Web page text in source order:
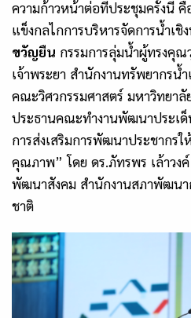
ความก้าวหน้าต่อที่ประชุมครั้งนี้ คื
แข็งกลไกการบริหารจัดการน้ำเชิ
ขวัญยืน กรรมการลุ่มน้ำผู้ทรงคุ
เจ้าพระยา สำนักงานทรัพยากรน้
คณะวิศวกรรมศาสตร์ มหาวิทยาลั
ประธานคณะทำงานพัฒนาประเ
การส่งเสริมการพัฒนาประชากรใ
คุณภาพ” โดย ดร.ภัทรพร เล้าวง
พัฒนาสังคม สำนักงานสภาพัฒนา
ชาติ